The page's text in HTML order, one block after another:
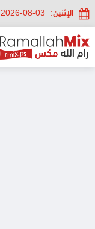
الإثنين: 2026-08-03